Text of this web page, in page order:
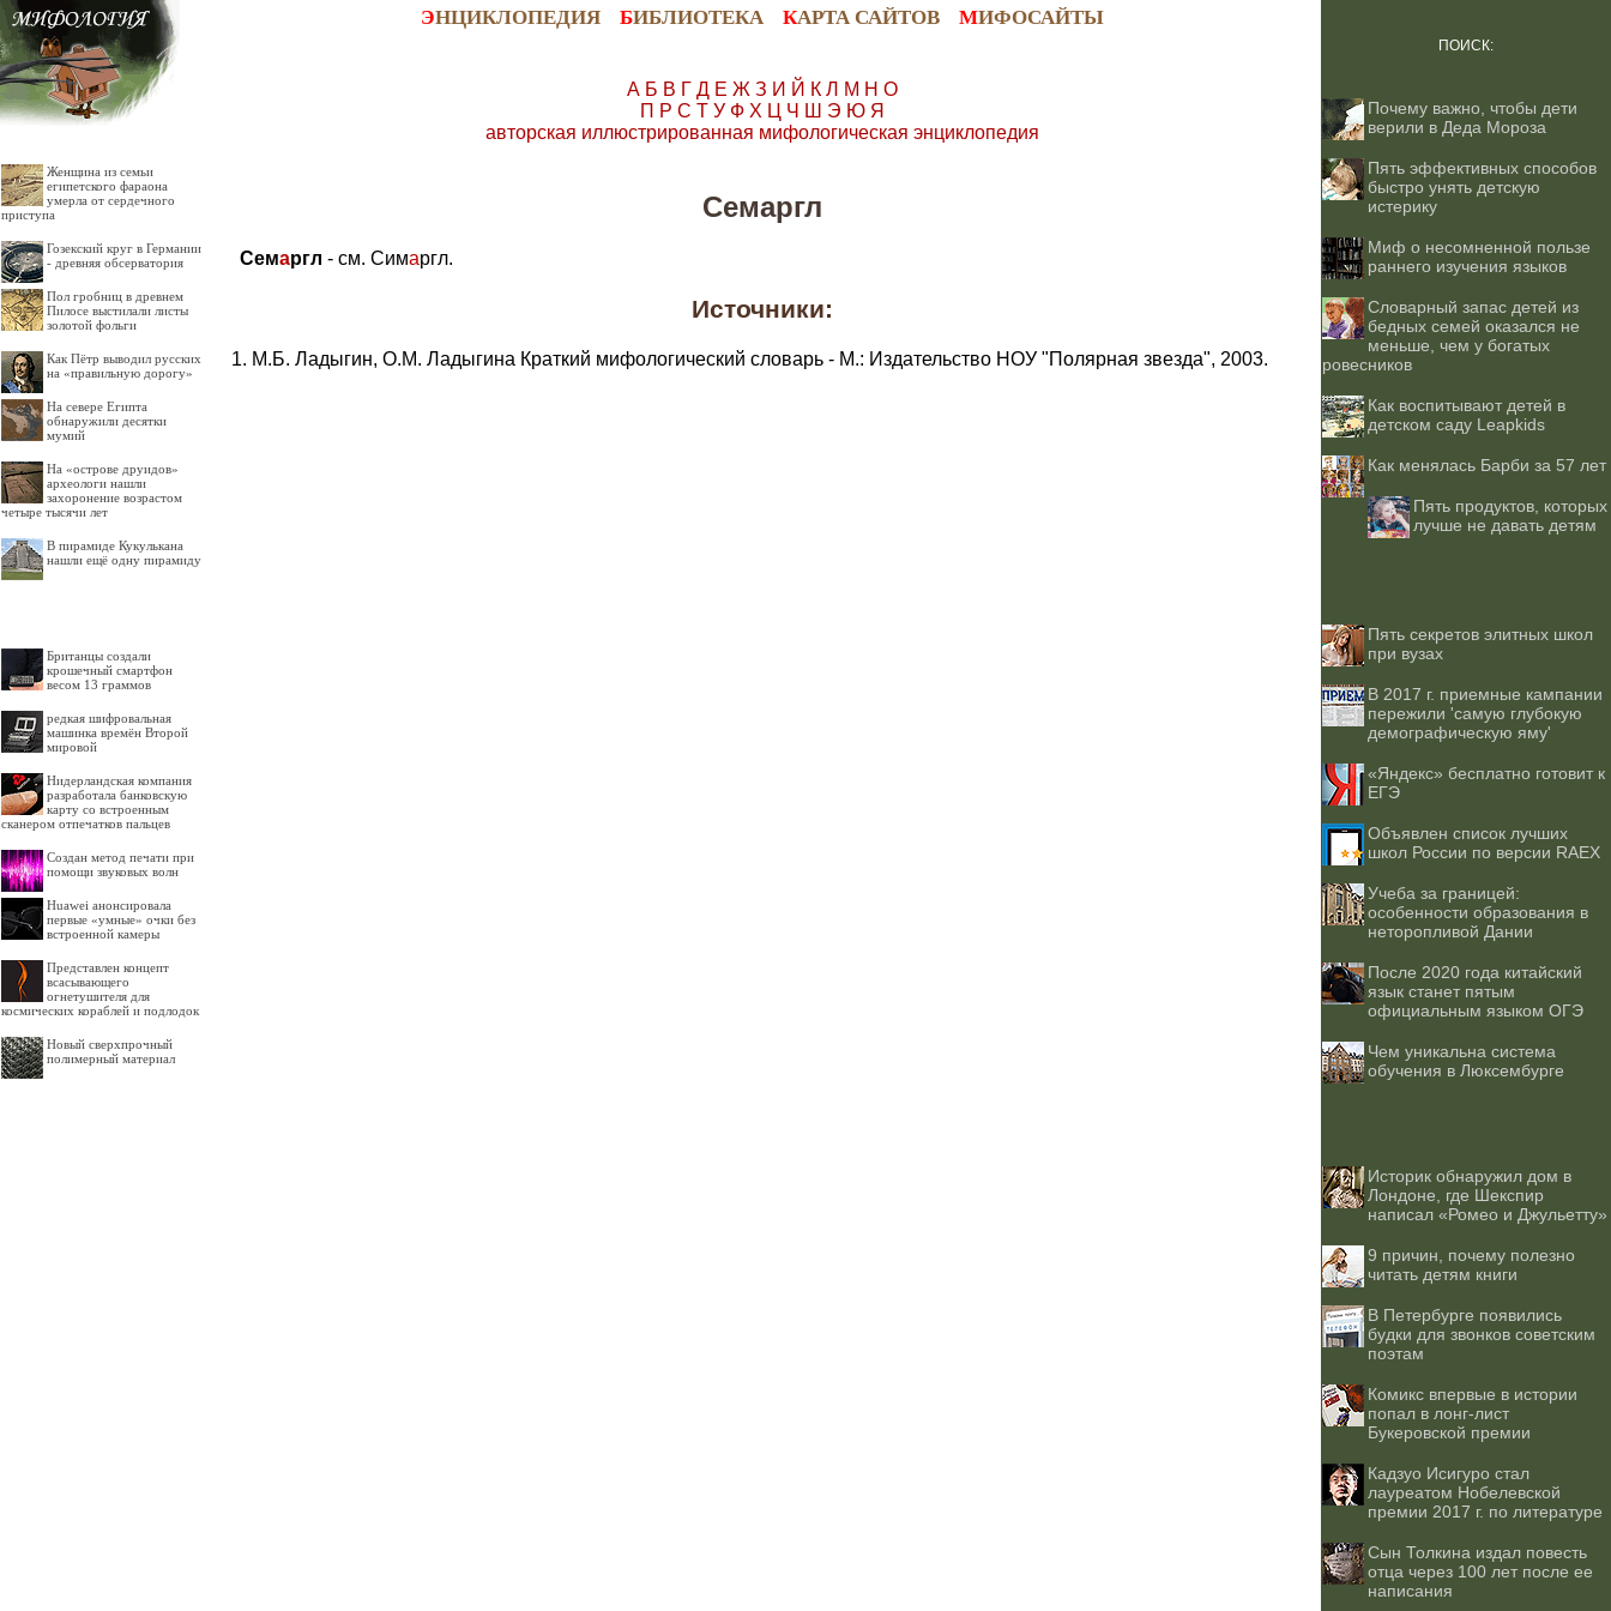
ЭНЦИКЛОПЕДИЯ БИБЛИОТЕКА КАРТА САЙТОВ МИФОСАЙТЫ
Женщина из семьи
египетского фараона
умерла от сердечного
приступа
Гозекский круг в Германии
- древняя обсерватория
Пол гробниц в древнем
Пилосе выстилали листы
золотой фольги
Как Пётр выводил русских
на «правильную дорогу»
На севере Египта
обнаружили десятки
мумий
На «острове друидов»
археологи нашли
захоронение возрастом
четыре тысячи лет
В пирамиде Кукулькана
нашли ещё одну пирамиду
Британцы создали
крошечный смартфон
весом 13 граммов
редкая шифровальная
машинка времён Второй
мировой
Нидерландская компания
разработала банковскую
карту со встроенным
сканером отпечатков пальцев
Создан метод печати при
помощи звуковых волн
Huawei анонсировала
первые «умные» очки без
встроенной камеры
Представлен концепт
всасывающего
огнетушителя для
космических кораблей и подлодок
Новый сверхпрочный
полимерный материал
А Б В Г Д Е Ж З И Й К Л М Н О
П Р С Т У Ф Х Ц Ч Ш Э Ю Я
авторская иллюстрированная мифологическая энциклопедия
Семаргл
Семаргл - см. Симаргл.
Источники:
М.Б. Ладыгин, О.М. Ладыгина Краткий мифологический словарь - М.: Издательство НОУ "Полярная звезда", 2003.
ПОИСК:
Почему важно, чтобы дети
верили в Деда Мороза
Пять эффективных способов
быстро унять детскую
истерику
Миф о несомненной пользе
раннего изучения языков
Словарный запас детей из
бедных семей оказался не
меньше, чем у богатых
ровесников
Как воспитывают детей в
детском саду Leapkids
Как менялась Барби за 57 лет
Пять продуктов, которых
лучше не давать детям
Пять секретов элитных школ
при вузах
В 2017 г. приемные кампании
пережили 'самую глубокую
демографическую яму'
«Яндекс» бесплатно готовит к
ЕГЭ
Объявлен список лучших
школ России по версии RAEX
Учеба за границей:
особенности образования в
неторопливой Дании
После 2020 года китайский
язык станет пятым
официальным языком ОГЭ
Чем уникальна система
обучения в Люксембурге
Историк обнаружил дом в
Лондоне, где Шекспир
написал «Ромео и Джульетту»
9 причин, почему полезно
читать детям книги
В Петербурге появились
будки для звонков советским
поэтам
Комикс впервые в истории
попал в лонг-лист
Букеровской премии
Кадзуо Исигуро стал
лауреатом Нобелевской
премии 2017 г. по литературе
Сын Толкина издал повесть
отца через 100 лет после ее
написания